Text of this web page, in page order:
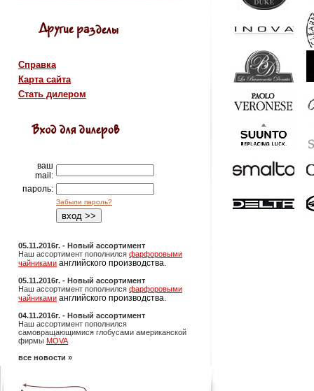
Справка
Карта сайта
Стать дилером
ваш
mail:
пароль:
Забыли пароль?
05.11.2016г. - Новый ассортимент
Наш ассортимент пополнился фарфоровыми
чайниками английского производства.
05.11.2016г. - Новый ассортимент
Наш ассортимент пополнился фарфоровыми
чайниками английского производства.
04.11.2016г. - Новый ассортимент
Наш ассортимент пополнился
самовращающимися глобусами американской
фирмы MOVA
все новости »